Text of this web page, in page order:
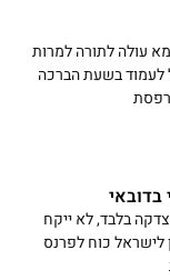
עולה לתורה למרות
לעמוד בשעת הברכה
בלבד, לא ייקח
כוח לפרנס